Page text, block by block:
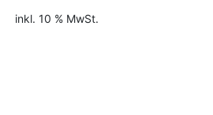
inkl. 10 % MwSt.